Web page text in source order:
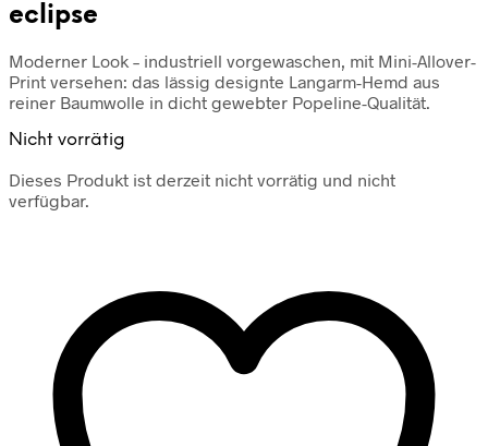
eclipse
Moderner Look – industriell vorgewaschen, mit Mini-Allover-
Print versehen: das lässig designte Langarm-Hemd aus
reiner Baumwolle in dicht gewebter Popeline-Qualität.
Nicht vorrätig
Dieses Produkt ist derzeit nicht vorrätig und nicht
verfügbar.